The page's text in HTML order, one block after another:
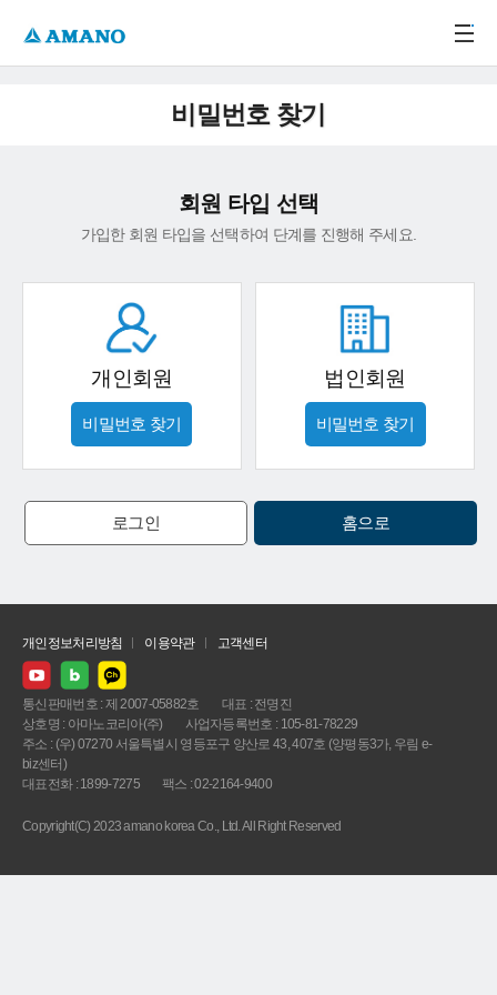
비밀번호 찾기
회원 타입 선택
가입한 회원 타입을 선택하여 단계를 진행해 주세요.
개인회원
비밀번호 찾기
법인회원
비밀번호 찾기
로그인 홈으로
개인정보처리방침 이용약관 고객센터
통신판매번호 : 제 2007-05882호
대표 : 전명진
상호명 : 아마노코리아(주)
사업자등록번호 : 105-81-78229
주소 : (우) 07270 서울특별시 영등포구 양산로 43, 407호 (양평동3가, 우림 e-
biz센터)
대표전화 : 1899-7275
팩스 : 02-2164-9400
Copyright(C) 2023 amano korea Co., Ltd. All Right Reserved